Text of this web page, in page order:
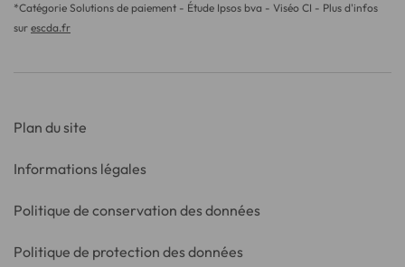
*Catégorie Solutions de paiement - Étude Ipsos bva - Viséo CI - Plus d'infos
sur escda.fr
Plan du site
Informations légales
Politique de conservation des données
Politique de protection des données